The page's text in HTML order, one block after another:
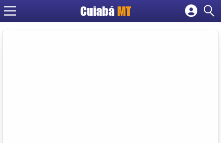
Cuiabá MT
Cadastrar empresa